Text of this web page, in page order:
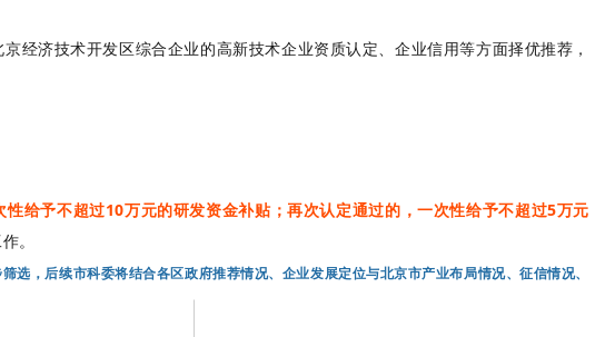
济技术开发区综合企业的高新技术企业资质认定、企业信用等方面择优推荐，
给予不超过10万元的研发资金补贴；再次认定通过的，一次性给予不超过5万元
。
，后续市科委将结合各区政府推荐情况、 企业发展定位与北京市产业布局情况、征信情况、